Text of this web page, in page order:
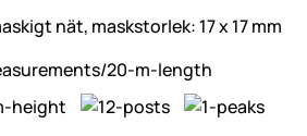
nät, maskstorlek: 17 x 17 mm